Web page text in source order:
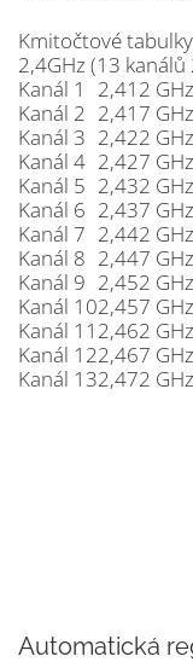
Kmitočtové
2,4GHz (13
Kanál 1
2,412 GHz
Kanál 2 2,417 GHz
Kanál 3 2,422 GHz
Kanál 4 2,427 GHz
Kanál 5 2,432 GHz
Kanál 6 2,437 GHz
Kanál 7 2,442 GHz
Kanál 8 2,447 GHz
Kanál 9 2,452 GHz
Kanál 102,457 GHz
Kanál 11 2,462 GHz
Kanál 122,467 GHz
Kanál 132,472 GHz
Automatická